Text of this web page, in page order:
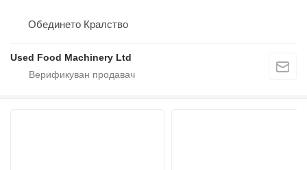
Обединето Кралство
Used Food Machinery Ltd